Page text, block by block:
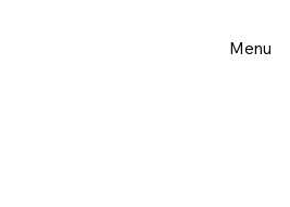
Menu